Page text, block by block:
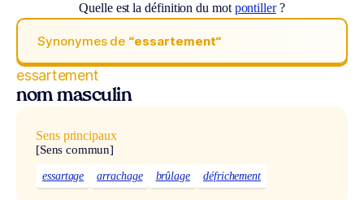
Quelle est la définition du mot pontiller?
Synonymes de “essartement“
essartement
nom masculin
Sens principaux
[Sens commun]
essartage arrachage brûlage défrichement